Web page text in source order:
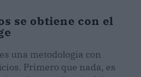
se obtiene con el
una metodología con
Primero que nada, es